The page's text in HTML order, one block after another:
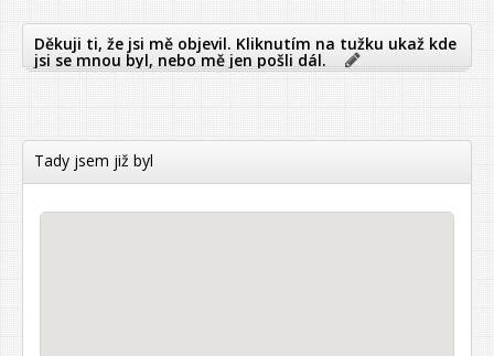
Děkuji ti, že jsi mě objevil. Kliknutím na tužku ukaž kde
jsi se mnou byl, nebo mě jen pošli dál.
Tady jsem již byl